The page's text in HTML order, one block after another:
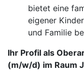
bietet eine
eigener
und Familie
Ihr Profil als
(m/w/d) im Raum